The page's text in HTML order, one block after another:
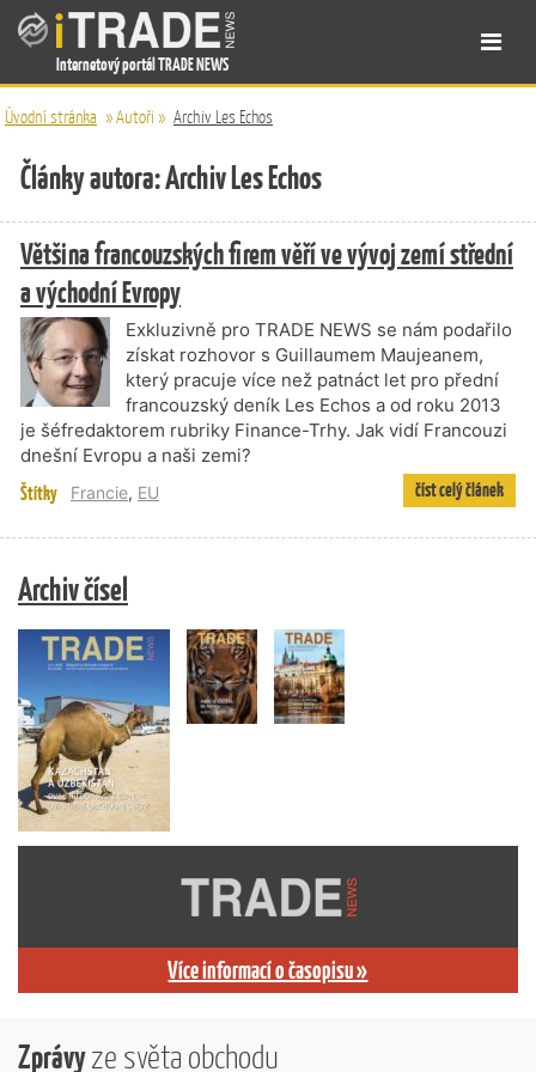
Internetový portál TRADE NEWS
Úvodní stránka »Autoři » Archiv Les Echos
Články autora: Archiv Les Echos
Většina francouzských firem věří ve vývoj zemí střední
a východní Evropy
Exkluzivně pro TRADE NEWS se nám podařilo
získat rozhovor s Guillaumem Maujeanem,
který pracuje více než patnáct let pro přední
francouzský deník Les Echos a od roku 2013
je šéfredaktorem rubriky Finance-Trhy. Jak vidí Francouzi
dnešní Evropu a naši zemi?
Štítky Francie, EU číst celý článek
Archiv čísel
Více informací o časopisu »
Zprávyze světa obchodu